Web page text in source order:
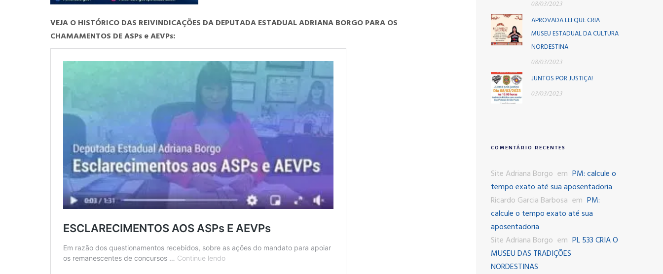
VEJA O HISTÓRICO DAS REIVINDICAÇÕES DA DEPUTADA ESTADUAL ADRIANA BORGO PARA OS
CHAMAMENTOS DE ASPs e AEVPs:
08/03/2023
APROVADA LEI QUE CRIA
MUSEU ESTADUAL DA CULTURA
NORDESTINA
08/03/2023
JUNTOS POR JUSTIÇA!
03/03/2023
COMENTÁRIO RECENTES
Site Adriana Borgo em PM: calcule o
tempo exato até sua aposentadoria
Ricardo Garcia Barbosa em PM:
calcule o tempo exato até sua
aposentadoria
Site Adriana Borgo em PL 533 CRIA O
MUSEU DAS TRADIÇÕES
NORDESTINAS